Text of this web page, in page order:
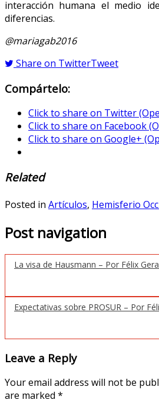
interacción humana el medio
diferencias.
@mariagab2016
Share on TwitterTweet
Compártelo:
Click to share on Twitter
Click to share on Facebook
Click to share on Google+
Related
Posted in Artículos, Hemisferio
Post navigation
La visa de Hausmann – Por Félix
Expectativas sobre PROSUR – Por
Leave a Reply
Your email address will not be
are marked *